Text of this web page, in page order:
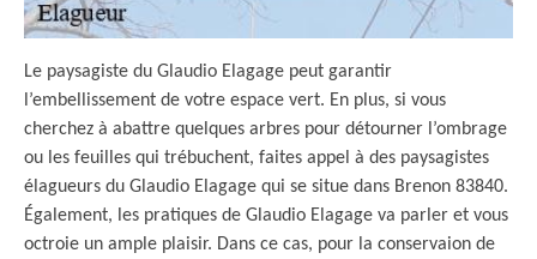
Le paysagiste du Glaudio Elagage peut garantir
l’embellissement de votre espace vert. En plus, si vous
cherchez à abattre quelques arbres pour détourner l’ombrage
ou les feuilles qui trébuchent, faites appel à des paysagistes
élagueurs du Glaudio Elagage qui se situe dans Brenon 83840.
Également, les pratiques de Glaudio Elagage va parler et vous
octroie un ample plaisir. Dans ce cas, pour la conservaion de